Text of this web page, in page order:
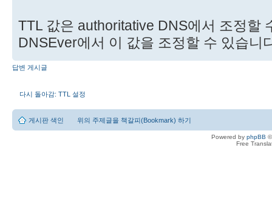
TTL 값은 authoritative DNS에서 조정할
DNSEver에서 이 값을 조정할 수 있습니
답변 게시글
다시 돌아감: TTL 설정
게시판 색인 위의 주제글을 책갈피(Bookmark) 하기
Powered by phpBB
Free